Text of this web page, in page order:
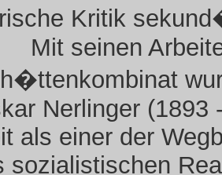
Kritik
Mit seinen
Nerlinger (1893
als einer der
sozialistischen